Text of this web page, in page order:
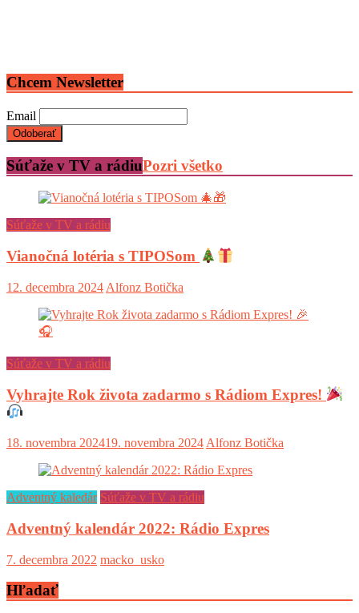
Chcem Newsletter
Email
Súťaže v TV a rádiuPozri všetko
Súťaže v TV a rádiu
Vianočná lotéria s TIPOSom
12. decembra 2024 Alfonz Botička
Súťaže v TV a rádiu
Vyhrajte Rok života zadarmo s Rádiom Expres!
18. novembra 202419. novembra 2024 Alfonz Botička
Adventný kaledár Súťaže v TV a rádiu
Adventný kalendár 2022: Rádio Expres
7. decembra 2022 macko_usko
Hľadať